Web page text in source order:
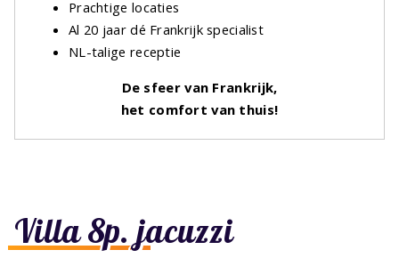
Villa 8p. jacuzzi
Prachtige locaties
Al 20 jaar dé Frankrijk specialist
NL-talige receptie
De sfeer van Frankrijk,
het comfort van thuis!